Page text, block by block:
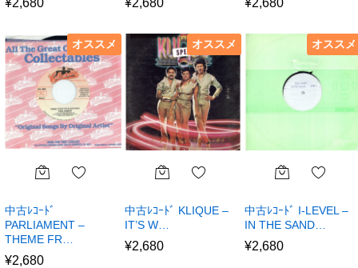
¥2,680 ¥2,680 ¥2,680
オススメ
中古ﾚｺｰﾄﾞ
PARLIAMENT –
THEME FR…
¥2,680
オススメ
中古ﾚｺｰﾄﾞ KLIQUE –
IT’S W…
¥2,680
オススメ
中古ﾚｺｰﾄﾞ I-LEVEL –
IN THE SAND…
¥2,680